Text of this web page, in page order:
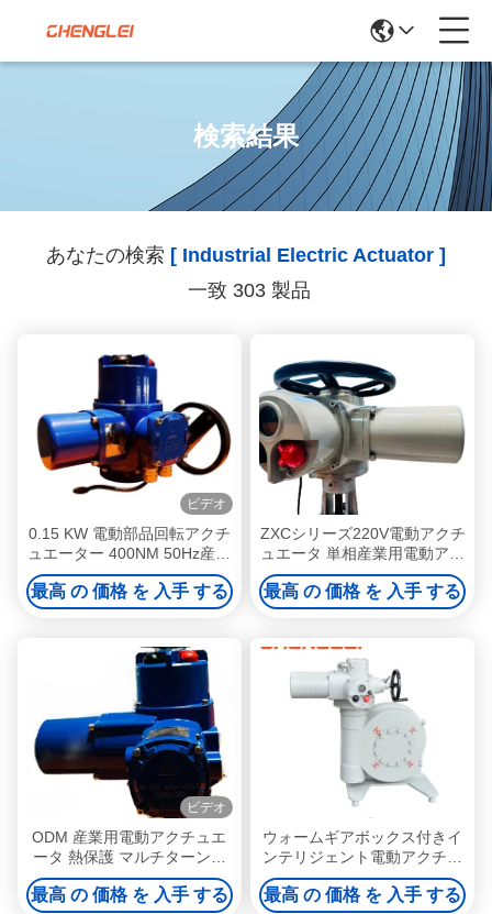
検索結果
あなたの検索 [ Industrial Electric Actuator ]
一致 303 製品
ビデオ
0.15 KW 電動部品回転アクチ
ュエーター 400NM 50Hz産業
用電動アクチュエーター
最高 の 価格 を 入手 する
ZXCシリーズ220V電動アクチ
ュエータ 単相産業用電動アク
チュエータ
最高 の 価格 を 入手 する
ビデオ
ODM 産業用電動アクチュエ
ータ 熱保護 マルチターンア
クチュエータ
最高 の 価格 を 入手 する
ウォームギアボックス付きイ
ンテリジェント電動アクチュ
エータ（バルブダンパー、
HVAC、および手動オーバー
最高 の 価格 を 入手 する